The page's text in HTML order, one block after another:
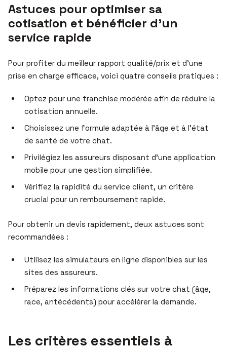
Astuces pour optimiser sa
cotisation et bénéficier d’un
service rapide
Pour profiter du meilleur rapport qualité/prix et d’une
prise en charge efficace, voici quatre conseils pratiques :
Optez pour une franchise modérée afin de réduire la
cotisation annuelle.
Choisissez une formule adaptée à l’âge et à l’état
de santé de votre chat.
Privilégiez les assureurs disposant d’une application
mobile pour une gestion simplifiée.
Vérifiez la rapidité du service client, un critère
crucial pour un remboursement rapide.
Pour obtenir un devis rapidement, deux astuces sont
recommandées :
Utilisez les simulateurs en ligne disponibles sur les
sites des assureurs.
Préparez les informations clés sur votre chat (âge,
race, antécédents) pour accélérer la demande.
Les critères essentiels à